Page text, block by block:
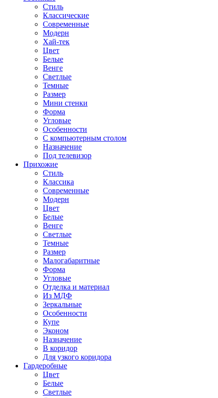
Стиль
Классические
Современные
Модерн
Хай-тек
Цвет
Белые
Венге
Светлые
Темные
Размер
Мини стенки
Форма
Угловые
Особенности
С компьютерным столом
Назначение
Под телевизор
Прихожие
Стиль
Классика
Современные
Модерн
Цвет
Белые
Венге
Светлые
Темные
Размер
Малогабаритные
Форма
Угловые
Отделка и материал
Из МДФ
Зеркальные
Особенности
Купе
Эконом
Назначение
В коридор
Для узкого коридора
Гардеробные
Цвет
Белые
Светлые